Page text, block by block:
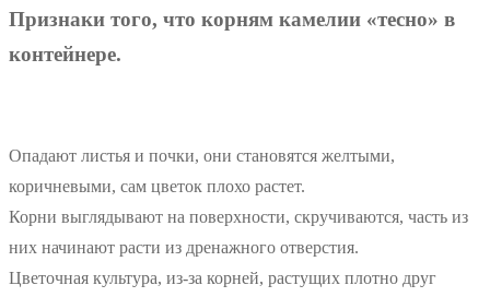
Признаки того, что корням камелии «тесно» в
контейнере.
Опадают листья и почки, они становятся желтыми,
коричневыми, сам цветок плохо растет.
Корни выглядывают на поверхности, скручиваются, часть из
них начинают расти из дренажного отверстия.
Цветочная культура, из-за корней, растущих плотно друг